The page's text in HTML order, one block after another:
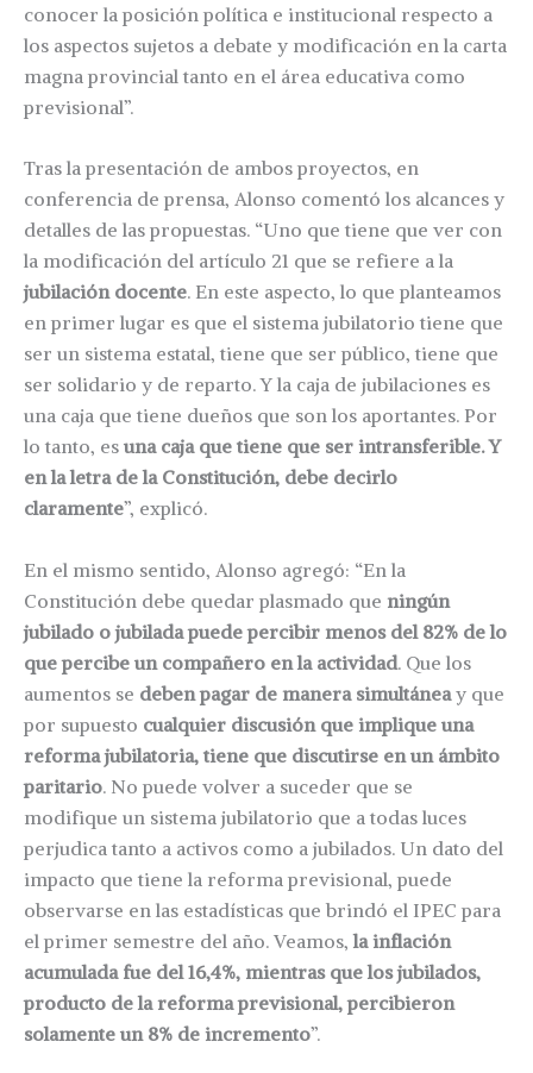
conocer la posición política e institucional respecto a
los aspectos sujetos a debate y modificación en la carta
magna provincial tanto en el área educativa como
previsional”.
Tras la presentación de ambos proyectos, en
conferencia de prensa, Alonso comentó los alcances y
detalles de las propuestas. “Uno que tiene que ver con
la modificación del artículo 21 que se refiere a la
jubilación docente. En este aspecto, lo que planteamos
en primer lugar es que el sistema jubilatorio tiene que
ser un sistema estatal, tiene que ser público, tiene que
ser solidario y de reparto. Y la caja de jubilaciones es
una caja que tiene dueños que son los aportantes. Por
lo tanto, es una caja que tiene que ser intransferible. Y
en la letra de la Constitución, debe decirlo
claramente”, explicó.
En el mismo sentido, Alonso agregó: “En la
Constitución debe quedar plasmado que ningún
jubilado o jubilada puede percibir menos del 82% de lo
que percibe un compañero en la actividad. Que los
aumentos se deben pagar de manera simultáneay que
por supuesto cualquier discusión que implique una
reforma jubilatoria, tiene que discutirse en un ámbito
paritario. No puede volver a suceder que se
modifique un sistema jubilatorio que a todas luces
perjudica tanto a activos como a jubilados. Un dato del
impacto que tiene la reforma previsional, puede
observarse en las estadísticas que brindó el IPEC para
el primer semestre del año. Veamos, la inflación
acumulada fue del 16,4%, mientras que los jubilados,
producto de la reforma previsional, percibieron
solamente un 8% de incremento”.